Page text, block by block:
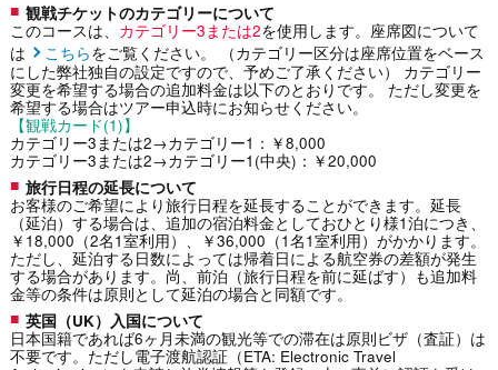
観戦チケットのカテゴリーについて
このコースは、 カテゴリー3または2を使用します。座席図について
は
こちらをご覧ください。 （カテゴリー区分は座席位置をベース
にした弊社独自の設定ですので、予めご了承ください） カテゴリー
変更を希望する場合の追加料金は以下のとおりです。 ただし変更を
希望する場合はツアー申込時にお知らせください。
【観戦カード(1)】
カテゴリー3または2→カテゴリー1：￥8,000
カテゴリー3または2→カテゴリー1(中央)：￥20,000
旅行日程の延長について
お客様のご希望により旅行日程を延長することができます。延長
（延泊）する場合は、追加の宿泊料金としておひとり様1泊につき、
￥18,000（2名1室利用）、￥36,000（1名1室利用）がかかります。
ただし、延泊する日数によっては帰着日による航空券の差額が発生
する場合があります。尚、前泊（旅行日程を前に延ばす）も追加料
金等の条件は原則として延泊の場合と同額です。
英国（UK）入国について
日本国籍であれば6ヶ月未満の観光等での滞在は原則ビザ（査証）は
不要です。ただし電子渡航認証（ETA: Electronic Travel